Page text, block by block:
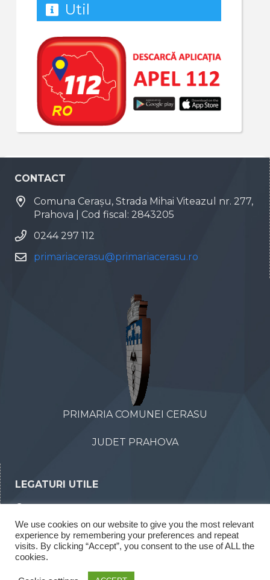
Util
CONTACT
Comuna Cerașu, Strada Mihai Viteazul nr. 277,
Prahova | Cod fiscal: 2843205
0244 297 112
primariacerasu@primariacerasu.ro
PRIMARIA COMUNEI CERASU
JUDET PRAHOVA
LEGATURI UTILE
Declaratii de interese
Rapoarte legea 52/2003
We use cookies on our website to give you the most relevant
experience by remembering your preferences and repeat
visits. By clicking “Accept”, you consent to the use of ALL the
cookies.